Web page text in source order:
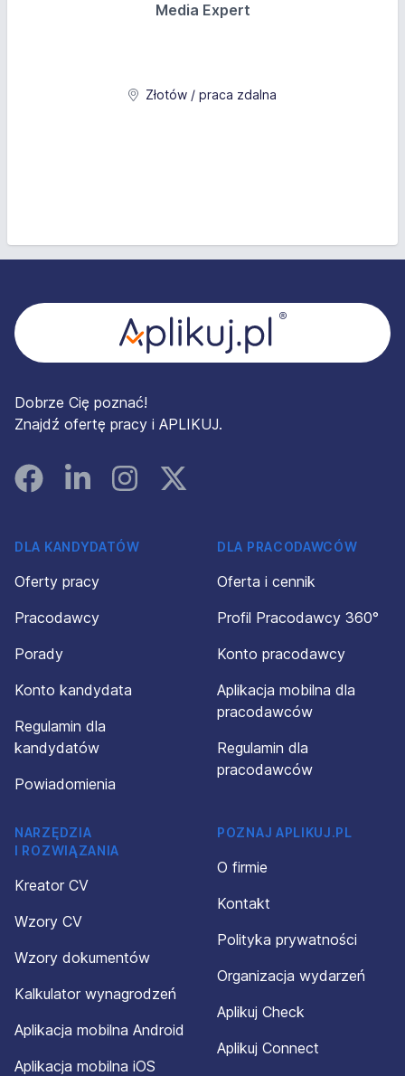
Media Expert
Złotów / praca zdalna
Dobrze Cię poznać!
Znajdź ofertę pracy i APLIKUJ.
FacebookLinked InInstagramInstagram
DLA KANDYDATÓW
Oferty pracy
Pracodawcy
Porady
Konto kandydata
Regulamin dla
kandydatów
Powiadomienia
DLA PRACODAWCÓW
Oferta i cennik
Profil Pracodawcy 360°
Konto pracodawcy
Aplikacja mobilna dla
pracodawców
Regulamin dla
pracodawców
NARZĘDZIA
I ROZWIĄZANIA
Kreator CV
Wzory CV
Wzory dokumentów
Kalkulator wynagrodzeń
Aplikacja mobilna Android
Aplikacja mobilna iOS
POZNAJ APLIKUJ.PL
O firmie
Kontakt
Polityka prywatności
Organizacja wydarzeń
Aplikuj Check
Aplikuj Connect